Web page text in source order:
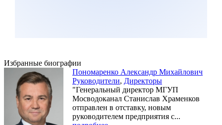
Избранные биографии
Пономаренко Александр Михайлович
Руководители, Директоры
"Генеральный директор МГУП
Мосводоканал Станислав Храменков
отправлен в отставку, новым
руководителем предприятия с...